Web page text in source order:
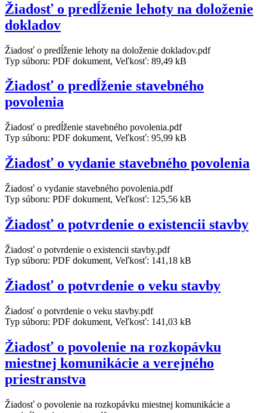
Žiadosť o predĺženie lehoty na doloženie
dokladov
Žiadosť o predĺženie lehoty na doloženie dokladov.pdf
Typ súboru: PDF dokument, Veľkosť: 89,49 kB
Žiadosť o predĺženie stavebného
povolenia
Žiadosť o predĺženie stavebného povolenia.pdf
Typ súboru: PDF dokument, Veľkosť: 95,99 kB
Žiadosť o vydanie stavebného povolenia
Žiadosť o vydanie stavebného povolenia.pdf
Typ súboru: PDF dokument, Veľkosť: 125,56 kB
Žiadosť o potvrdenie o existencii stavby
Žiadosť o potvrdenie o existencii stavby.pdf
Typ súboru: PDF dokument, Veľkosť: 141,18 kB
Žiadosť o potvrdenie o veku stavby
Žiadosť o potvrdenie o veku stavby.pdf
Typ súboru: PDF dokument, Veľkosť: 141,03 kB
Žiadosť o povolenie na rozkopávku
miestnej komunikácie a verejného
priestranstva
Žiadosť o povolenie na rozkopávku miestnej komunikácie a